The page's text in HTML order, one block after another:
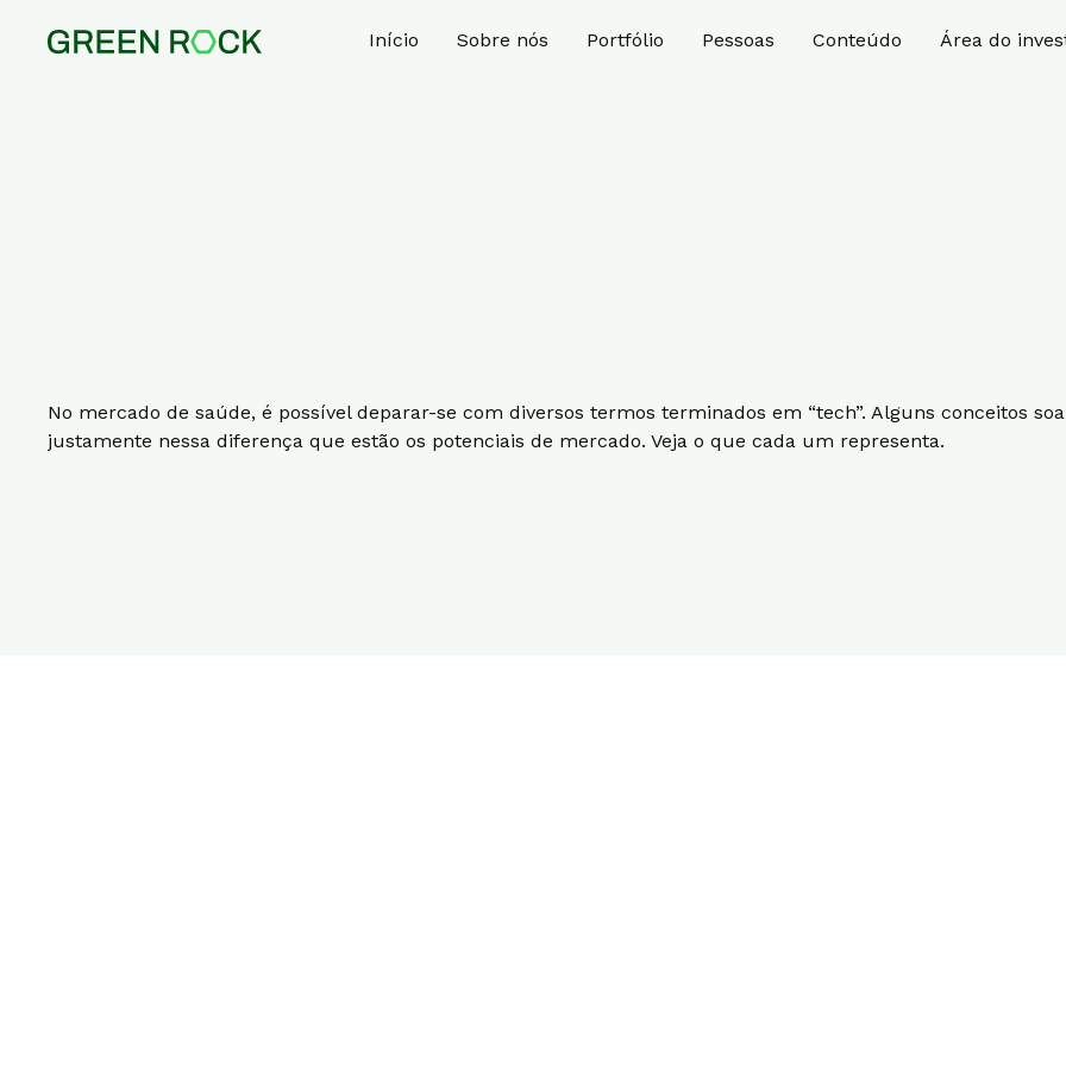
Início Sobre nós Portfólio Pessoas Conteúdo Área do
No mercado de saúde, é possível deparar-se com diversos termos terminados em “tech”. Alguns conceitos
justamente nessa diferença que estão os potenciais de mercado. Veja o que cada um representa.